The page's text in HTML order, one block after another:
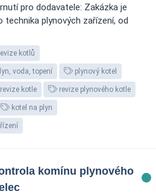
pro dodavatele: Zakázka je
technika plynových zařízení, od
kotlů
voda, topení plynový kotel
revize kotle revize plynového kotle
kotel na plyn
komínu plynového